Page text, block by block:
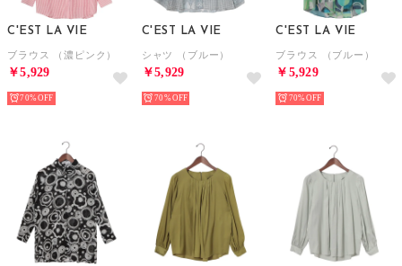
C'EST LA VIE
ブラウス （濃ピンク）
￥5,929
70%
C'EST LA VIE
シャツ （ブルー）
￥5,929
70%
C'EST LA VIE
ブラウス （ブルー）
￥5,929
70%